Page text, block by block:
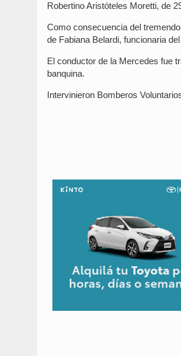
Robertino Aristóteles Moretti, de
Como consecuencia del
de Fabiana Belardi, funcionaria
El conductor de la Mercedes fue
banquina.
Intervinieron Bomberos